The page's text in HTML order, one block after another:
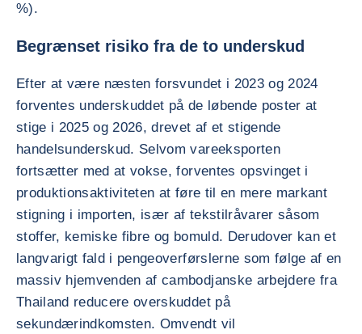
%).
Begrænset risiko fra de to underskud
Efter at være næsten forsvundet i 2023 og 2024
forventes underskuddet på de løbende poster at
stige i 2025 og 2026, drevet af et stigende
handelsunderskud. Selvom vareeksporten
fortsætter med at vokse, forventes opsvinget i
produktionsaktiviteten at føre til en mere markant
stigning i importen, især af tekstilråvarer såsom
stoffer, kemiske fibre og bomuld. Derudover kan et
langvarigt fald i pengeoverførslerne som følge af en
massiv hjemvenden af cambodjanske arbejdere fra
Thailand reducere overskuddet på
sekundærindkomsten. Omvendt vil